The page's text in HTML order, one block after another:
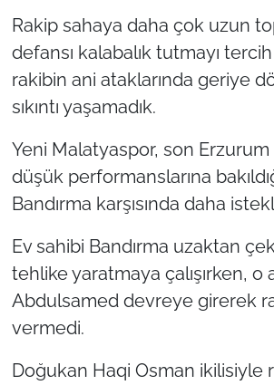
Rakip sahaya daha çok uzun
defansı kalabalık tutmayı
rakibin ani ataklarında geriye
sıkıntı yaşamadık.
Yeni Malatyaspor, son Erzurum
düşük performanslarına
Bandırma karşısında daha
Ev sahibi Bandırma uzaktan
tehlike yaratmaya çalışırken, o
Abdulsamed devreye girerek
vermedi.
Doğukan Haqi Osman ikilisiyle